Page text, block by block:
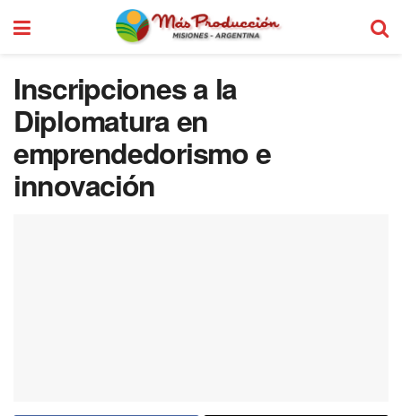
Inscripciones a la
Diplomatura en
emprendedorismo e
innovación